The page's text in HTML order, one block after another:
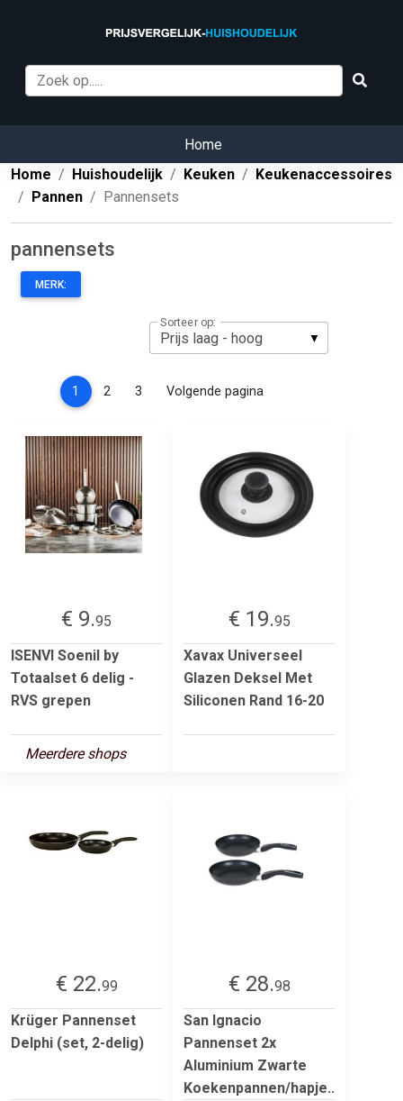
Home
Home
Huishoudelijk Keuken
Keukenaccessoires
Pannen
Pannensets
pannensets
MERK:
Sorteer op:
1 (current)
2 3 Volgende pagina
€ 9.95
ISENVI Soenil by
Totaalset 6 delig -
RVS grepen
Meerdere shops
€ 19.95
Xavax Universeel
Glazen Deksel Met
Siliconen Rand 16-20
€ 22.99
Krüger Pannenset
Delphi (set, 2-delig)
€ 28.98
San Ignacio
Pannenset 2x
Aluminium Zwarte
Koekenpannen/hapje..